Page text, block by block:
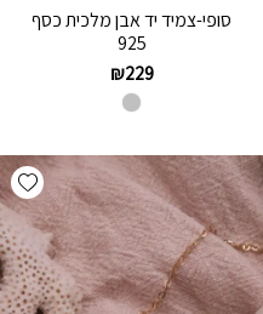
סופי-צמיד יד אבן מלכית כסף
925
₪229
Add